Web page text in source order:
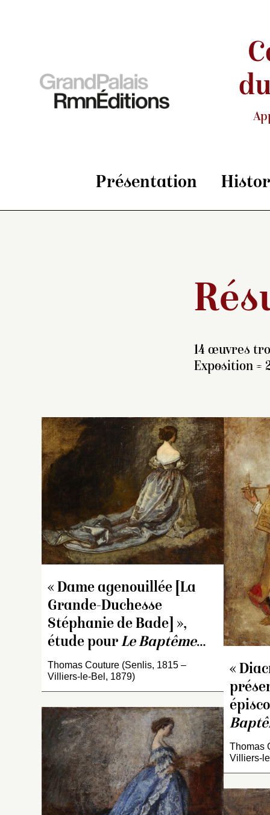
Présentation
14 œuvres
Exposition =
« Dame agenouillée [La
Grande-Duchesse
Stéphanie de Bade] »,
étude pour Le Baptême…
Thomas Couture (Senlis, 1815 –
Villiers-le-Bel, 1879)
à
«
Thomas
Villiers-